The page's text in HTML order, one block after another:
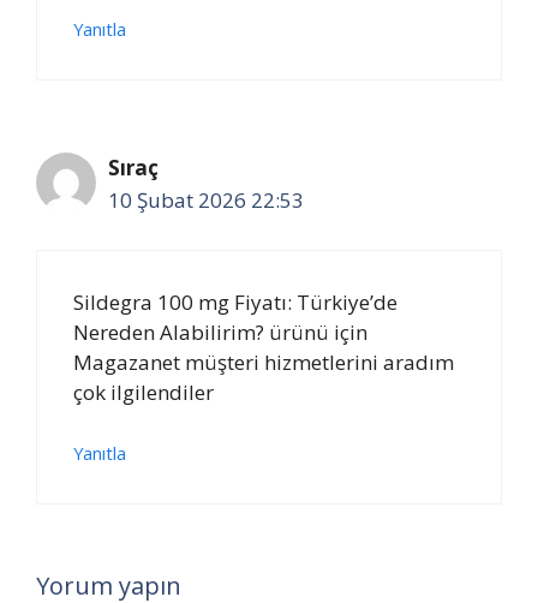
Yanıtla
Sıraç
10 Şubat 2026 22:53
Sildegra 100 mg Fiyatı: Türkiye’de
Nereden Alabilirim? ürünü için
Magazanet müşteri hizmetlerini aradım
çok ilgilendiler
Yanıtla
Yorum yapın